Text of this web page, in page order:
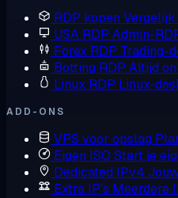
RDP kopen
USA RDP Admin-
Forex RDP Trading-
Botting RDP Altijd
Linux RDP Linux-
ADD-ONS
VPS voor opslag
Eigen ISO Start je
Dedicated IPv4
Extra IP's Meerdere